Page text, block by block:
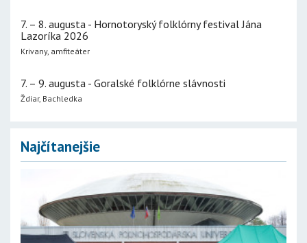
7. – 8. augusta - Hornotoryský folklórny festival Jána
Lazoríka 2026
Krivany, amfiteáter
7. – 9. augusta - Goralské folklórne slávnosti
Ždiar, Bachledka
Najčítanejšie